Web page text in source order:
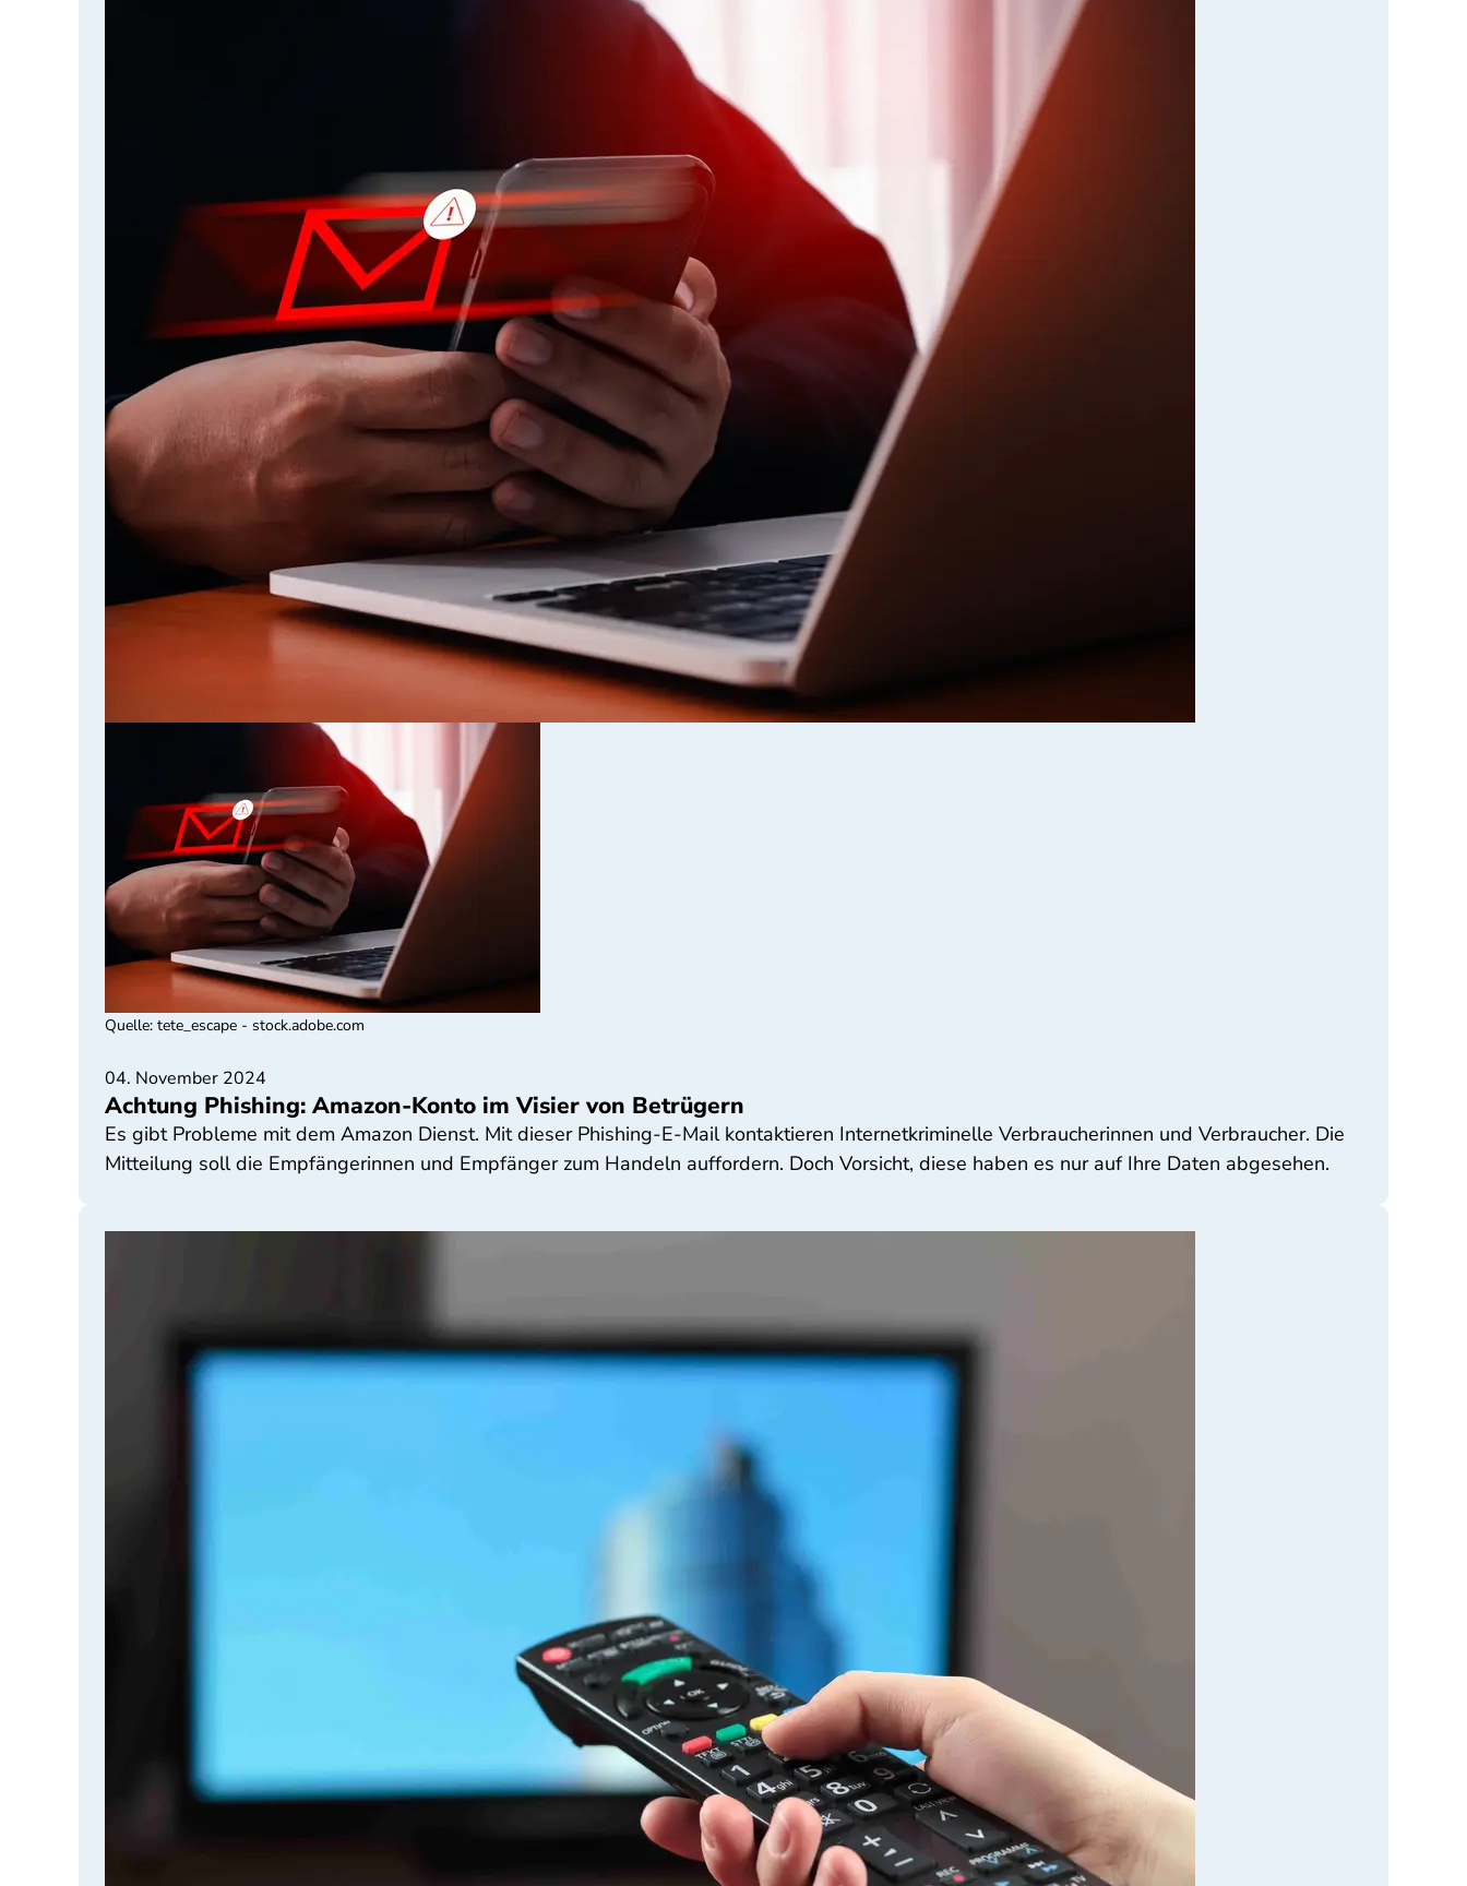
04. November 2024
Achtung Phishing: Amazon-Konto im Visier von Betrügern
Es gibt Probleme mit dem Amazon Dienst. Mit dieser Phishing-E-Mail kontaktieren Internetkriminelle Verbraucherinnen und Verbraucher. Die
Mitteilung soll die Empfängerinnen und Empfänger zum Handeln auffordern. Doch Vorsicht, diese haben es nur auf Ihre Daten abgesehen.
Quelle: tete_escape - stock.adobe.com